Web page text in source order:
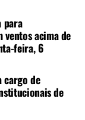
para
ventos acima de
feira, 6
cargo de
de